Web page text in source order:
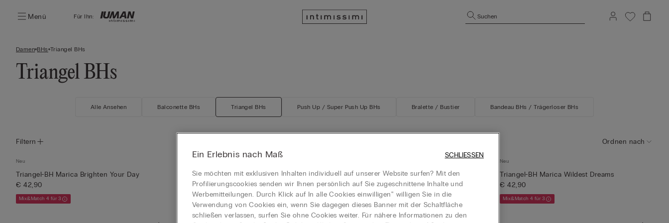
Menü Für Ihn: Suchen
Damen BHs Triangel BHs
Triangel BHs
Alle Ansehen Balconette BHs Triangel BHs Push Up / Super Push Up BHs Bralette / Bustier Bandeau BHs / Trägerloser BHs
Filtern Ordnen nach
Neu
Triangel-BH Marica Brighten Your Day
€ 42,90
Mix&Match 4 für 3
Triangel-BH Tiziana Lace Perfection
€ 42,90
Mix&Match 4 für 3
Triangel-BH Elevate Your Day
€ 42,90
Mix&Match 4 für 3
Neu
Triangel-BH Marica Wildest Dreams
€ 42,90
Mix&Match 4 für 3
Ein Erlebnis nach Maß
Sie möchten mit exklusiven Inhalten individuell auf unserer Website surfen? Mit den
Profilierungscookies senden wir Ihnen persönlich auf Sie zugeschnittene Inhalte und
Werbemitteilungen. Durch Klick auf In alle Cookies einwilligen‟ willigen Sie in die
Verwendung von Cookies ein, wenn Sie dagegen dieses Banner mit der Schaltfläche
schließen verlassen, surfen Sie ohne Cookies weiter. Für nähere Informationen zu den
SCHLIESSEN